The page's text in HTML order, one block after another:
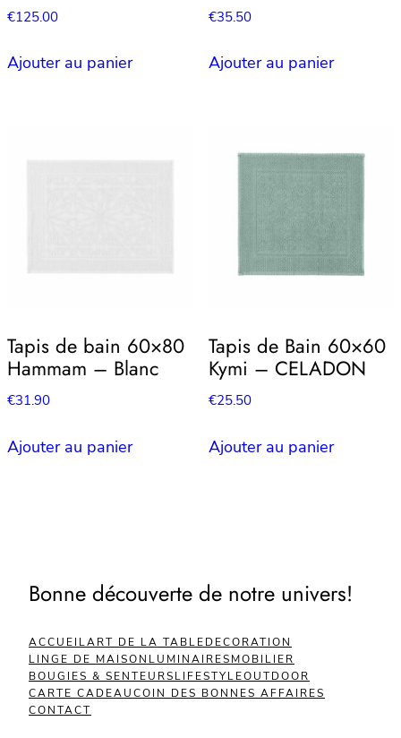
€125.00
Ajouter au panier
€35.50
Ajouter au panier
Tapis de bain 60×80
Hammam – Blanc
€31.90
Ajouter au panier
Tapis de Bain 60×60
Kymi – CELADON
€25.50
Ajouter au panier
Bonne découverte de notre univers!
ACCUEILART DE LA TABLEDECORATION
LINGE DE MAISON LUMINAIRESMOBILIER
BOUGIES & SENTEURSLIFESTYLEOUTDOOR
CARTE CADEAUCOIN DES BONNES AFFAIRES
CONTACT